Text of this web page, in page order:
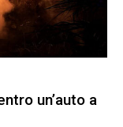
un’auto a